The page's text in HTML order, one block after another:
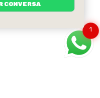
1
CONVERSA